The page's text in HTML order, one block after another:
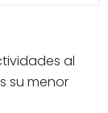
al
su menor